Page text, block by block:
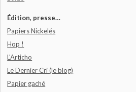
Édition, presse…
Papiers Nickelés
Hop !
L'Articho
Le Dernier Cri (le blog)
Papier gaché